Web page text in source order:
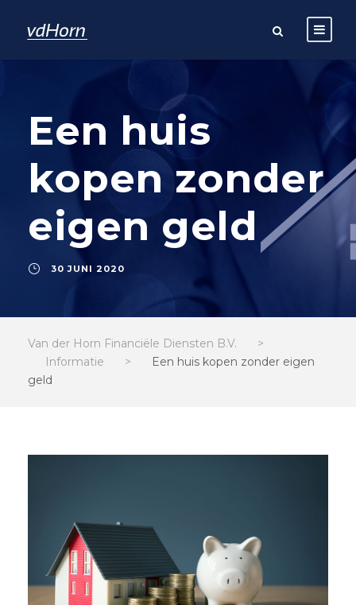
Een huis
kopen zonder
eigen geld
30 JUNI 2020
Van der Horn Financiële Diensten B.V.
>
Informatie
>
Een huis kopen zonder eigen
geld